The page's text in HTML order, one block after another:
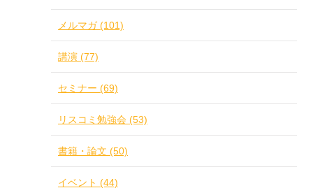
メルマガ (101)
講演 (77)
セミナー (69)
リスコミ勉強会 (53)
書籍・論文 (50)
イベント (44)